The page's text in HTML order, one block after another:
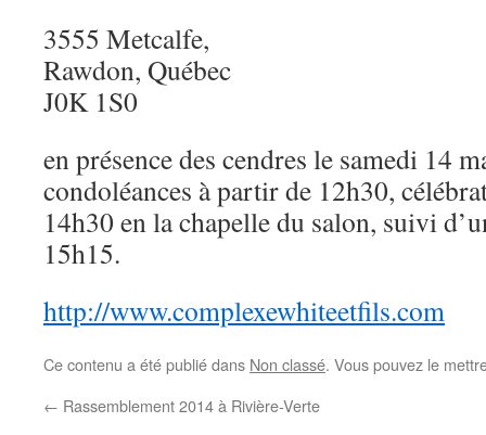
3555 Metcalfe,
Rawdon, Québec
J0K 1S0
en présence des cendres le samedi 14
condoléances à partir de 12h30,
14h30 en la chapelle du salon, suivi
15h15.
http://www.complexewhiteetfils.com
Ce contenu a été publié dans Non classé. Vous pouvez le
← Rassemblement 2014 à Rivière-Verte